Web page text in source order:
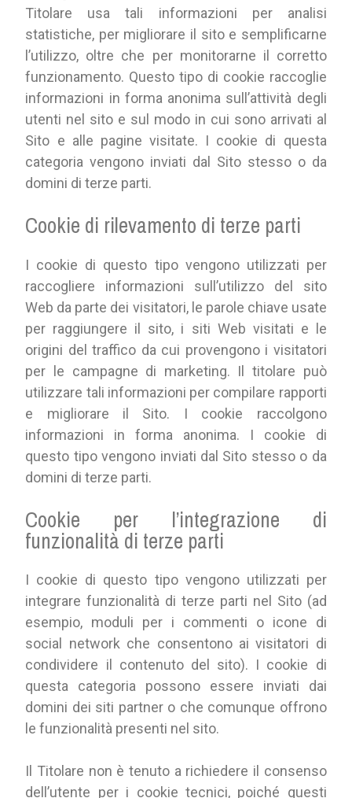
Titolare usa tali informazioni per analisi
statistiche, per migliorare il sito e semplificarne
l’utilizzo, oltre che per monitorarne il corretto
funzionamento. Questo tipo di cookie raccoglie
informazioni in forma anonima sull’attività degli
utenti nel sito e sul modo in cui sono arrivati al
Sito e alle pagine visitate. I cookie di questa
categoria vengono inviati dal Sito stesso o da
domini di terze parti.
Cookie di rilevamento di terze parti
I cookie di questo tipo vengono utilizzati per
raccogliere informazioni sull’utilizzo del sito
Web da parte dei visitatori, le parole chiave usate
per raggiungere il sito, i siti Web visitati e le
origini del traffico da cui provengono i visitatori
per le campagne di marketing. Il titolare può
utilizzare tali informazioni per compilare rapporti
e migliorare il Sito. I cookie raccolgono
informazioni in forma anonima. I cookie di
questo tipo vengono inviati dal Sito stesso o da
domini di terze parti.
Cookie per l’integrazione di
funzionalità di terze parti
I cookie di questo tipo vengono utilizzati per
integrare funzionalità di terze parti nel Sito (ad
esempio, moduli per i commenti o icone di
social network che consentono ai visitatori di
condividere il contenuto del sito). I cookie di
questa categoria possono essere inviati dai
domini dei siti partner o che comunque offrono
le funzionalità presenti nel sito.
Il Titolare non è tenuto a richiedere il consenso
dell’utente per i cookie tecnici, poiché questi